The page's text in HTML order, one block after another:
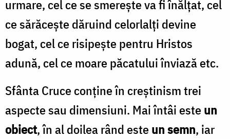
urmare, cel ce se smerește va fi înălțat, cel
ce sărăcește dăruind celorlalți devine
bogat, cel ce risipește pentru Hristos
adună, cel ce moare păcatului înviază etc.
Sfânta Cruce conține în creștinism trei
aspecte sau dimensiuni. Mai întâi esteun
obiect, în al doilea rând esteun semn, iar